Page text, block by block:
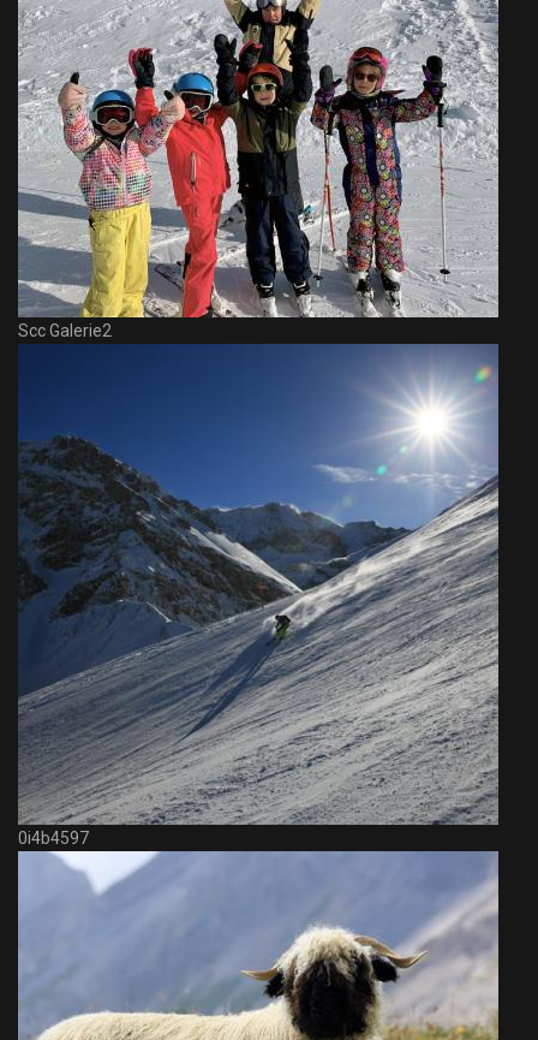
Scc Galerie2
0i4b4597